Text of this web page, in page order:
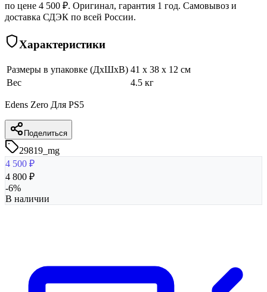
по цене 4 500 ₽. Оригинал, гарантия 1 год. Самовывоз и
доставка СДЭК по всей России.
Характеристики
Размеры в упаковке (ДхШхВ) 41 x 38 x 12 см
Вес
4.5 кг
Edens Zero Для PS5
Поделиться
29819_mg
4 500 ₽
4 800 ₽
-6%
В наличии